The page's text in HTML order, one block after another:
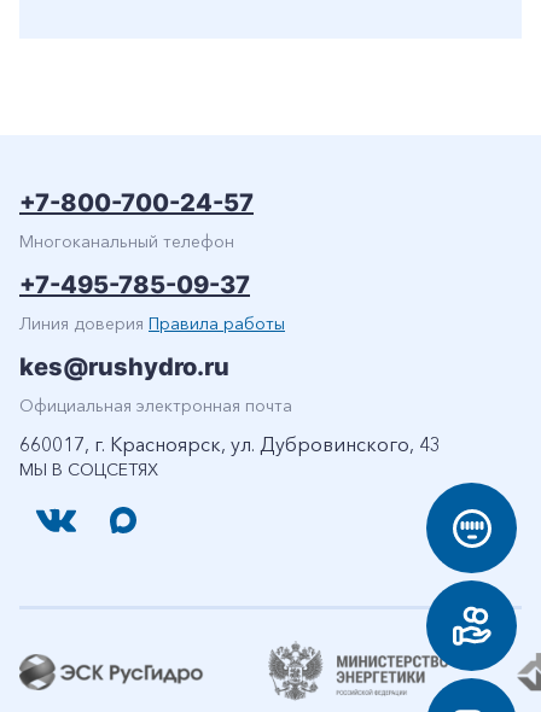
МЫ В СОЦСЕТЯХ
+7-800-700-24-57
Многоканальный телефон
+7-495-785-09-37
Линия доверия Правила работы
kes@rushydro.ru
Официальная электронная почта
660017, г. Красноярск, ул. Дубровинского, 43